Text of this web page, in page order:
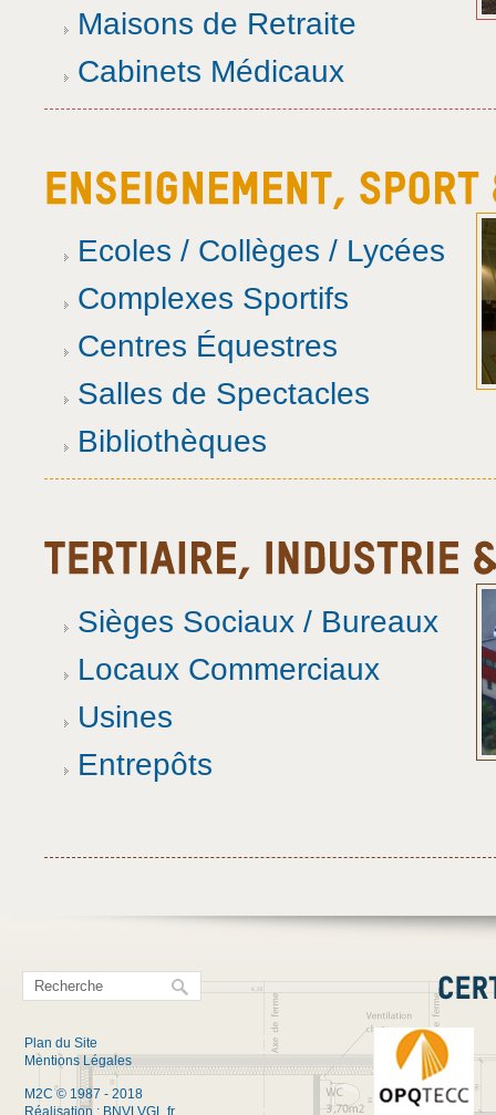
Maisons de Retraite
Cabinets Médicaux
Ecoles / Collèges / Lycées
Complexes Sportifs
Centres Équestres
Salles de Spectacles
Bibliothèques
Sièges Sociaux / Bureaux
Locaux Commerciaux
Usines
Entrepôts
Plan du Site
Mentions Légales
M2C © 1987 - 2018
Réalisation : BNVLVGL.fr